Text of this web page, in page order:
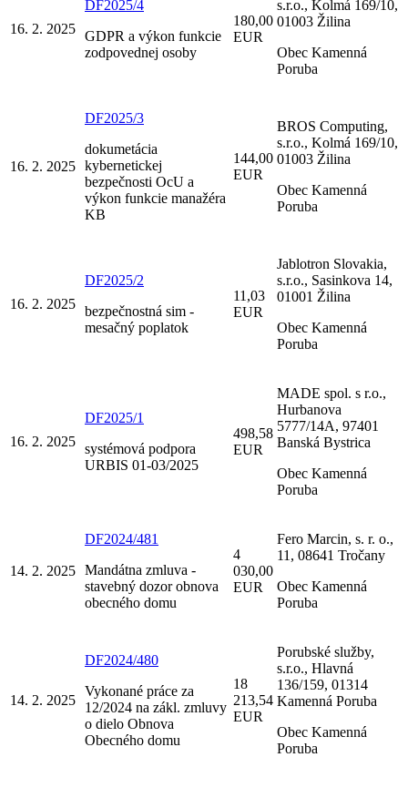
16. 2. 2025
DF2025/4
GDPR a výkon funkcie
zodpovednej osoby
180,00
EUR
s.r.o., Kolmá 169/10,
01003 Žilina
Obec Kamenná
Poruba
16. 2. 2025
DF2025/3
dokumetácia
kybernetickej
bezpečnosti OcU a
výkon funkcie manažéra
KB
144,00
EUR
BROS Computing,
s.r.o., Kolmá 169/10,
01003 Žilina
Obec Kamenná
Poruba
16. 2. 2025
DF2025/2
bezpečnostná sim -
mesačný poplatok
11,03
EUR
Jablotron Slovakia,
s.r.o., Sasinkova 14,
01001 Žilina
Obec Kamenná
Poruba
16. 2. 2025
DF2025/1
systémová podpora
URBIS 01-03/2025
498,58
EUR
MADE spol. s r.o.,
Hurbanova
5777/14A, 97401
Banská Bystrica
Obec Kamenná
Poruba
14. 2. 2025
DF2024/481
Mandátna zmluva -
stavebný dozor obnova
obecného domu
4
030,00
EUR
Fero Marcin, s. r. o.,
11, 08641 Tročany
Obec Kamenná
Poruba
14. 2. 2025
DF2024/480
Vykonané práce za
12/2024 na zákl. zmluvy
o dielo Obnova
Obecného domu
18
213,54
EUR
Porubské služby,
s.r.o., Hlavná
136/159, 01314
Kamenná Poruba
Obec Kamenná
Poruba